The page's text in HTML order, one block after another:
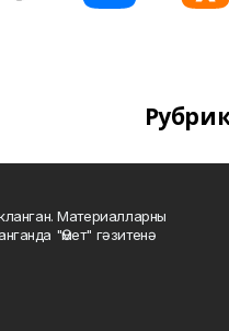
Материалларны
"Өмет" гәзитенә